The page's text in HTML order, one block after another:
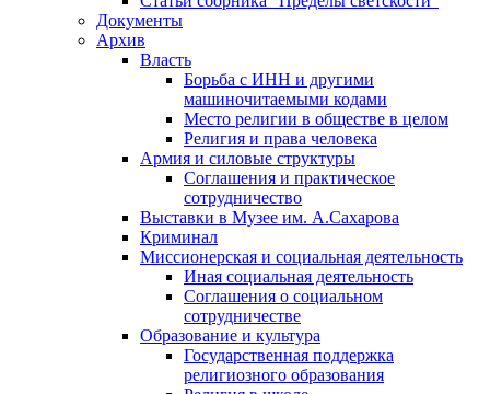
Документы
Архив
Власть
Борьба с ИНН и другими
машиночитаемыми кодами
Место религии в обществе в целом
Религия и права человека
Армия и силовые структуры
Соглашения и практическое
сотрудничество
Выставки в Музее им. А.Сахарова
Криминал
Миссионерская и социальная деятельность
Иная социальная деятельность
Соглашения о социальном
сотрудничестве
Образование и культура
Государственная поддержка
религиозного образования